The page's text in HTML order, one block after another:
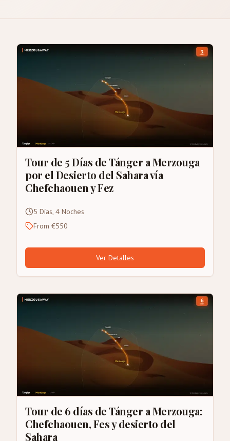
Tour de 5 Días de Tánger a Merzouga
por el Desierto del Sahara vía
Chefchaouen y Fez
5 Días, 4 Noches
From €550
Ver Detalles
Tour de 6 días de Tánger a Merzouga:
Chefchaouen, Fes y desierto del
Sahara